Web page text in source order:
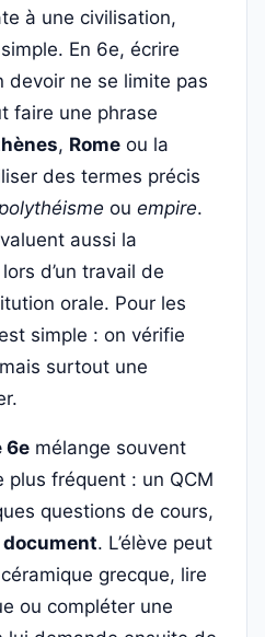
à une civilisation,
En 6e, écrire
devoir ne se limite pas
faire une phrase
, Rome ou la
des termes précis
ou empire.
aussi la
d’un travail de
orale. Pour les
simple : on vérifie
surtout une
6e mélange souvent
plus fréquent : un QCM
questions de cours,
. L’élève peut
grecque, lire
ou compléter une